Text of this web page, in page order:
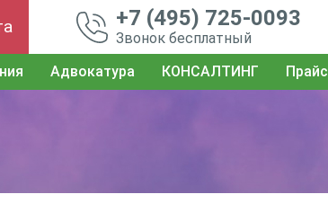
+7 (495) 725-0093
Звонок бесплатный
Адвокатура КОНСАЛТИНГ Прайс